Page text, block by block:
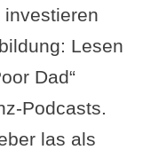
Lesen
Dad“
Podcasts.
las als